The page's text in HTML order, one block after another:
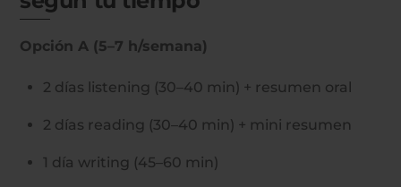
Opción A (5–7 h/semana)
2 días listening (30–40 min) + resumen oral
2 días reading (30–40 min) + mini resumen
1 día writing (45–60 min)